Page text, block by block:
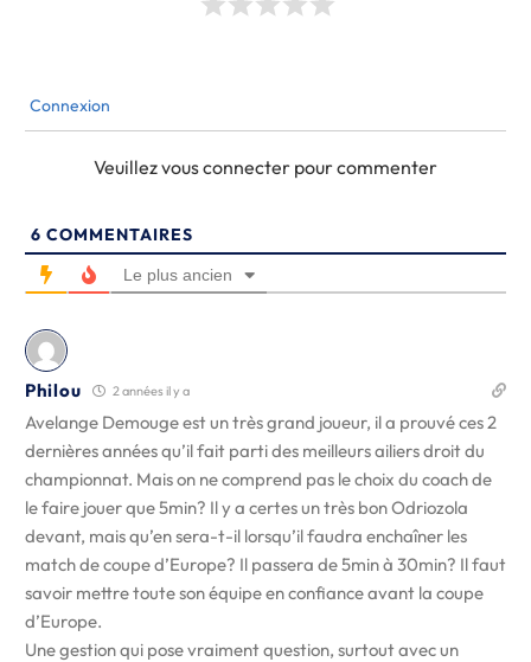
Connexion
Veuillez vous connecter pour commenter
6 COMMENTAIRES
Le plus ancien
Philou 2 années il y a
Avelange Demouge est un très grand joueur, il a prouvé ces 2
dernières années qu’il fait parti des meilleurs ailiers droit du
championnat. Mais on ne comprend pas le choix du coach de
le faire jouer que 5min? Il y a certes un très bon Odriozola
devant, mais qu’en sera-t-il lorsqu’il faudra enchaîner les
match de coupe d’Europe? Il passera de 5min à 30min? Il faut
savoir mettre toute son équipe en confiance avant la coupe
d’Europe.
Une gestion qui pose vraiment question, surtout avec un